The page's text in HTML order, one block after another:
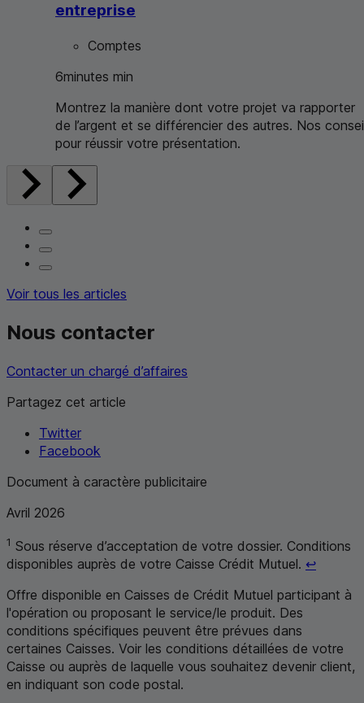
entreprise
Comptes
6minutes min
Montrez la manière dont votre projet va rapporter
de l’argent et se différencier des autres. Nos
pour réussir votre présentation.
Voir tous les articles
Nous contacter
Contacter un chargé d’affaires
Partagez cet article
Twitter
Facebook
Document à caractère publicitaire
Avril 2026
1 Sous réserve d’acceptation de votre dossier. Conditions
disponibles auprès de votre Caisse Crédit Mutuel. ↩Retour
Offre disponible en Caisses de Crédit Mutuel participant à
l'opération ou proposant le service/le produit. Des
conditions spécifiques peuvent être prévues dans
certaines Caisses. Voir les conditions détaillées de votre
Caisse ou auprès de laquelle vous souhaitez devenir client,
en indiquant son code postal.